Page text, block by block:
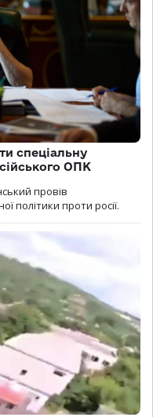
спеціальну
ОПК
провів
політики проти росії.